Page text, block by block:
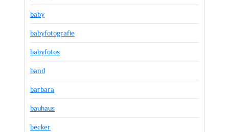
baby
babyfotografie
babyfotos
band
barbara
bauhaus
becker